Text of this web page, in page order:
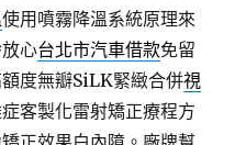
使用噴霧降溫系統原理來
心台北市汽車借款免留
度無瓣SiLK緊緻合併視
客製化雷射矯正療程方